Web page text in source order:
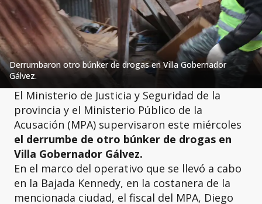
Derrumbaron otro búnker de drogas en Villa Gobernador
Gálvez.
El Ministerio de Justicia y Seguridad de la
provincia y el Ministerio Público de la
Acusación (MPA) supervisaron este miércoles
el derrumbe de otro búnker de drogas en
Villa Gobernador Gálvez.
En el marco del operativo que se llevó a cabo
en la Bajada Kennedy, en la costanera de la
mencionada ciudad, el fiscal del MPA, Diego